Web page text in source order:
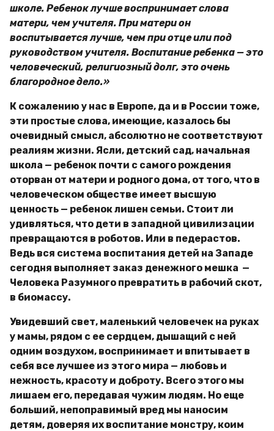
школе. Ребенок лучше воспринимает слова
матери, чем учителя. При матери он
воспитывается лучше, чем при отце или под
руководством учителя. Воспитание ребенка — это
человеческий, религиозный долг, это очень
благородное дело.»
К сожалению у нас в Европе, да и в России тоже,
эти простые слова, имеющие, казалось бы
очевидный смысл, абсолютно не соответствуют
реалиям жизни. Ясли, детский сад, начальная
школа — ребенок почти с самого рождения
оторван от матери и родного дома, от того, что в
человеческом обществе имеет высшую
ценность — ребенок лишен семьи. Стоит ли
удивляться, что дети в западной цивилизации
превращаются в роботов. Или в педерастов.
Ведь вся система воспитания детей на Западе
сегодня выполняет заказ денежного мешка —
Человека Разумного превратить в рабочий скот,
в биомассу.
Увидевший свет, маленький человечек на руках
у мамы, рядом с ее сердцем, дышащий с ней
одним воздухом, воспринимает и впитывает в
себя все лучшее из этого мира — любовь и
нежность, красоту и доброту. Всего этого мы
лишаем его, передавая чужим людям. Но еще
больший, непоправимый вред мы наносим
детям, доверяя их воспитание монстру, коим